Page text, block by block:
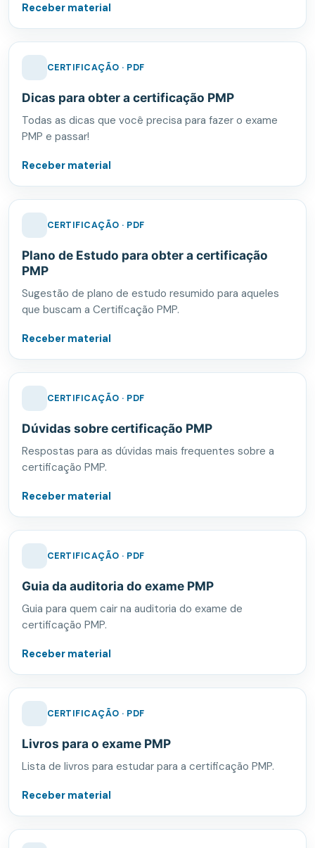
Receber material
CERTIFICAÇÃO · PDF
Dicas para obter a certificação PMP
Todas as dicas que você precisa para fazer o exame
PMP e passar!
Receber material
CERTIFICAÇÃO · PDF
Plano de Estudo para obter a certificação
PMP
Sugestão de plano de estudo resumido para aqueles
que buscam a Certificação PMP.
Receber material
CERTIFICAÇÃO · PDF
Dúvidas sobre certificação PMP
Respostas para as dúvidas mais frequentes sobre a
certificação PMP.
Receber material
CERTIFICAÇÃO · PDF
Guia da auditoria do exame PMP
Guia para quem cair na auditoria do exame de
certificação PMP.
Receber material
CERTIFICAÇÃO · PDF
Livros para o exame PMP
Lista de livros para estudar para a certificação PMP.
Receber material